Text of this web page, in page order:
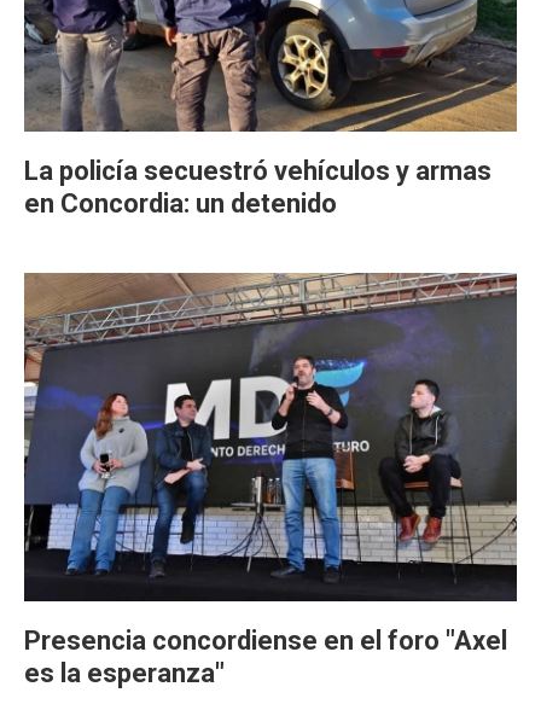
La policía secuestró vehículos y armas
en Concordia: un detenido
Presencia concordiense en el foro "Axel
es la esperanza"